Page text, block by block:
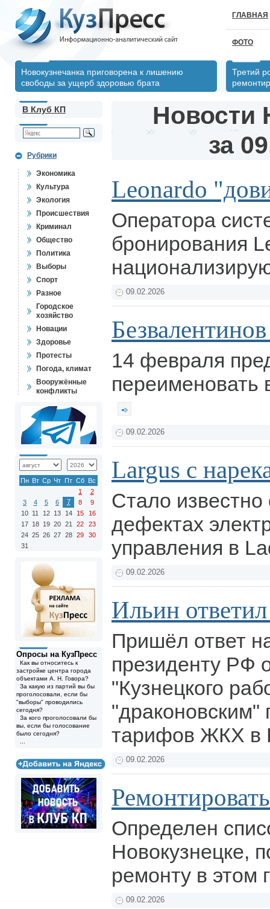
ГЛАВНАЯ
ФОТО
Новокузнечанка приговорена к лишению
свободы за ущерб здоровью брата
Третий
В Клуб КП
Рубрики
Экономика
Культура
Экология
Происшествия
Криминал
Общество
Политика
Выборы
Спорт
Разное
Городское
хозяйство
Новации
Здоровье
Протесты
Погода, климат
Вооружённые
конфликты
Пн Вт Ср Чт Пт Сб Вс
1
2
3
4 5 6 7 8
9
10 11 12 13 14 15
16
17 18 19 20 21 22
23
24 25 26 27 28 29
30
31
Опросы на КузПресс
Как вы относитесь к
застройке центра города
объектами А. Н. Говора?
За какую из партий вы бы
проголосовали, если бы
"выборы" проводились
сегодня?
За кого проголосовали бы
вы, если бы голосование
было сегодня?
Новости
за
Leonardo
Оператора
бронирования
09.02.2026
14 февраля
переименовать
09.02.2026
Largus с
Стало
дефектах
управления в
09.02.2026
Ильин
Пришёл ответ
президенту РФ
"Кузнецкого
тарифов ЖКХ в
09.02.2026
Определен
Новокузнецке,
ремонту в этом
09.02.2026